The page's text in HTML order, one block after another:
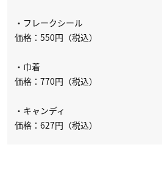
・フレークシール
価格：550円（税込）
・巾着
価格：770円（税込）
・キャンディ
価格：627円（税込）